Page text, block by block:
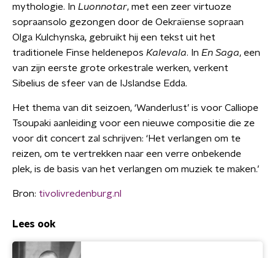
mythologie. In Luonnotar, met een zeer virtuoze
sopraansolo gezongen door de Oekraïense sopraan
Olga Kulchynska, gebruikt hij een tekst uit het
traditionele Finse heldenepos Kalevala. In En Saga, een
van zijn eerste grote orkestrale werken, verkent
Sibelius de sfeer van de IJslandse Edda.
Het thema van dit seizoen, ‘Wanderlust’ is voor Calliope
Tsoupaki aanleiding voor een nieuwe compositie die ze
voor dit concert zal schrijven: ‘Het verlangen om te
reizen, om te vertrekken naar een verre onbekende
plek, is de basis van het verlangen om muziek te maken.’
Bron: tivolivredenburg.nl
Lees ook